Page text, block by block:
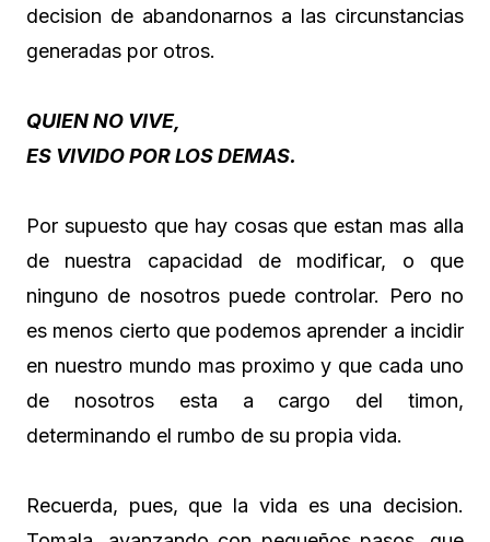
decision de abandonarnos a las circunstancias
generadas por otros.
QUIEN NO VIVE,
ES VIVIDO POR LOS DEMAS.
Por supuesto que hay cosas que estan mas alla
de nuestra capacidad de modificar, o que
ninguno de nosotros puede controlar. Pero no
es menos cierto que podemos aprender a incidir
en nuestro mundo mas proximo y que cada uno
de nosotros esta a cargo del timon,
determinando el rumbo de su propia vida.
Recuerda, pues, que la vida es una decision.